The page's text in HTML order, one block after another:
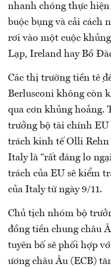
nhanh chóng thực
buộc bụng và cải cách
rơi vào một cuộc
Lạp, Ireland hay Bồ
Các thị trường tiền tệ
Berlusconi không còn
qua cơn khủng hoảng.
trưởng bộ tài chính EU
trách kinh tế Olli
Italy là “rất đáng lo
trách của EU sẽ kiểm
của Italy từ ngày 9/11.
Chủ tịch nhóm bộ
đồng tiền chung châu
tuyên bố sẽ phối hợp
ương châu Âu (ECB)